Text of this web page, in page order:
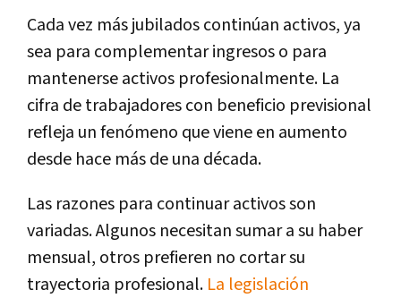
Cada vez más jubilados continúan activos, ya
sea para complementar ingresos o para
mantenerse activos profesionalmente. La
cifra de trabajadores con beneficio previsional
refleja un fenómeno que viene en aumento
desde hace más de una década.
Las razones para continuar activos son
variadas. Algunos necesitan sumar a su haber
mensual, otros prefieren no cortar su
trayectoria profesional. La legislación